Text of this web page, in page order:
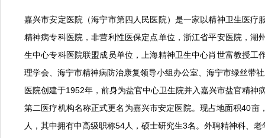
嘉兴市安定医院（海宁市第四人民医院）是一家以精神卫生医
精神病专科医院，非营利性医保定点单位，浙江省平安医院，
生中心专科医院联盟成员单位，上海精神卫生中心肖世富教授
理学会、海宁市精神病防治康复领导小组办公室、海宁市绿丝带
医院创建于1952年，前身为盐官中心卫生院并入嘉兴市盐官精
第二医疗机构名称正式更名为嘉兴市安定医院。现占地面积40
人，其中拥有中高级职称54人，硕士研究生3名。外聘精神科、